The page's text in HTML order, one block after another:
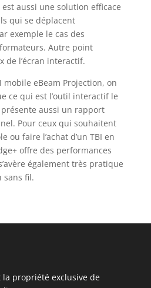
aussi une solution efficace
qui se déplacent
exemple le cas des
Autre point
de l’écran interactif.
mobile eBeam Projection, on
ce qui est l’outil interactif le
aussi un rapport
Pour ceux qui souhaitent
ou faire l’achat d’un TBI en
offre des performances
également très pratique
sans fil.
la propriété exclusive de